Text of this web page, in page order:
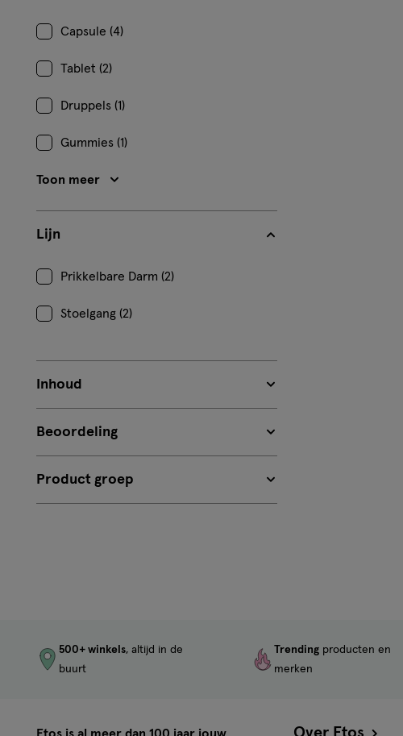
Capsule (4)
Tablet (2)
Druppels (1)
Gummies (1)
Toon meer
Lijn
Prikkelbare Darm (2)
Stoelgang (2)
Inhoud
Beoordeling
Product groep
500+ winkels, altijd in de
buurt
Trending producten en
merken
Over Etos